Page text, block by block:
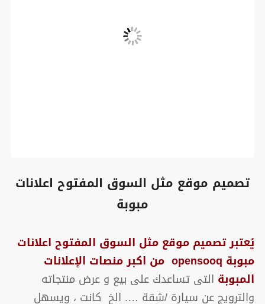
تصميم موقع مثل السوق المفتوح اعلانات
مبوبة
يُعتبر تصميم موقع مثل السوق المفتوح اعلانات
مبوبة opensooq من اكبر منصات الإعلانات
المبوبة التى تساعدك على بيع و عرض منتجاته
والترويج عن سيارة /شقة …. الخ كانت ، ويسهل